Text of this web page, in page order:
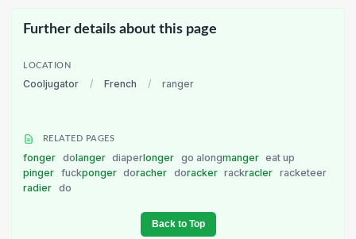
Further details about this page
LOCATION
Cooljugator / French / ranger
RELATED PAGES
fonger dolanger diaperlonger go alongmanger eat up
pinger fuckponger doracher doracker rackracler racketeer
radier do
Back to Top